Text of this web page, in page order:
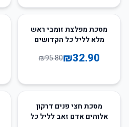
66
מסכת מפלצת זומבי ראש
מלא לליל כל הקדושים
₪32.90
₪95.80
66מסכת חצי פנים דרקון
אלוהים אדם זאב לליל כל